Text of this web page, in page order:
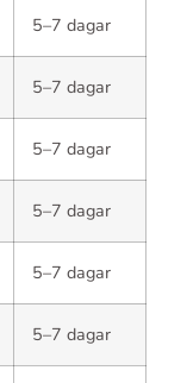
5–7 dagar
5–7 dagar
5–7 dagar
5–7 dagar
5–7 dagar
5–7 dagar